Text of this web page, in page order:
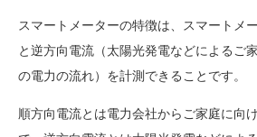
スマートメーターの特徴は、スマートメ
と逆方向電流（太陽光発電などによるご
の電力の流れ）を計測できることです。
順方向電流とは電力会社からご家庭に向